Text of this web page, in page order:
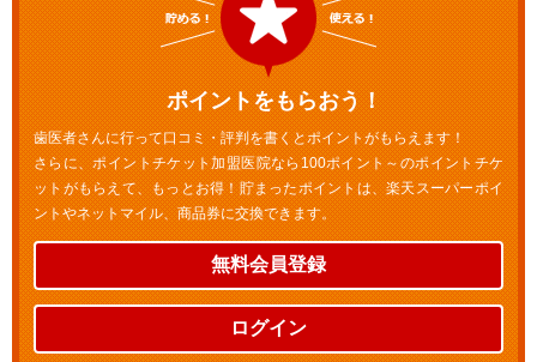
ポイントをもらおう！
歯医者さんに行って口コミ・評判を書くとポイントがもらえます！
さらに、ポイントチケット加盟医院なら100ポイント～のポイントチケ
ットがもらえて、もっとお得！貯まったポイントは、楽天スーパーポイ
ントやネットマイル、商品券に交換できます。
無料会員登録
ログイン